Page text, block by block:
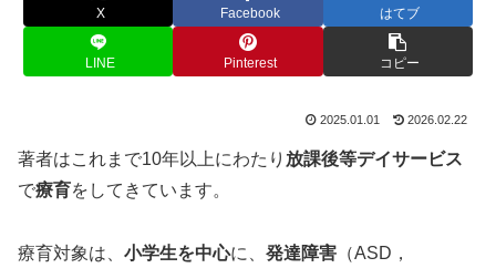
X Facebook はてブ
LINE Pinterest コピー
2025.01.01 2026.02.22
著者はこれまで10年以上にわたり 放課後等デイサービス
で療育をしてきています。
療育対象は、 小学生を中心に、 発達障害 （ASD，